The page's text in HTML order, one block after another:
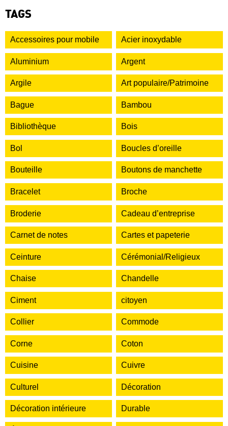
TAGS
Accessoires pour mobile Acier inoxydable
Aluminium Argent
Argile Art populaire/Patrimoine
Bague Bambou
Bibliothèque Bois
Bol Boucles d’oreille
Bouteille Boutons de manchette
Bracelet Broche
Broderie Cadeau d’entreprise
Carnet de notes Cartes et papeterie
Ceinture Cérémonial/Religieux
Chaise Chandelle
Ciment citoyen
Collier Commode
Corne Coton
Cuisine Cuivre
Culturel Décoration
Décoration intérieure Durable